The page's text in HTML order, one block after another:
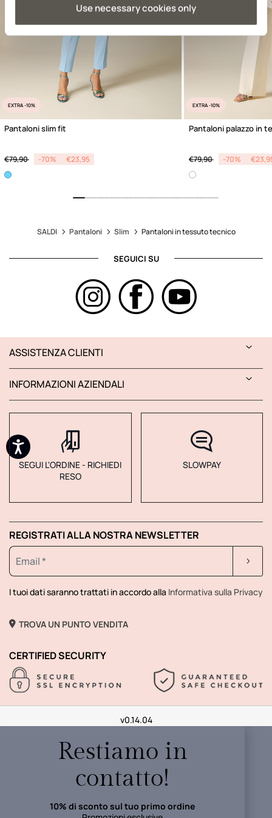
Use necessary cookies only
EXTRA -10%
Pantaloni slim fit
Price reduced from
€79,90 to -70% €23,95
EXTRA -10%
Pantaloni palazzo in
Price reduced from
€79,90 to -70%
SALDI Pantaloni Slim Pantaloni in tessuto tecnico
SEGUICI SU
ASSISTENZA CLIENTI
INFORMAZIONI AZIENDALI
SEGUI L'ORDINE - RICHIEDI
RESO
SLOWPAY
REGISTRATI ALLA NOSTRA NEWSLETTER
I tuoi dati saranno trattati in accordo alla Informativa sulla Privacy
TROVA UN PUNTO VENDITA
CERTIFIED SECURITY
v0.14.04
Restiamo in
contatto!
10% di sconto sul tuo primo ordine